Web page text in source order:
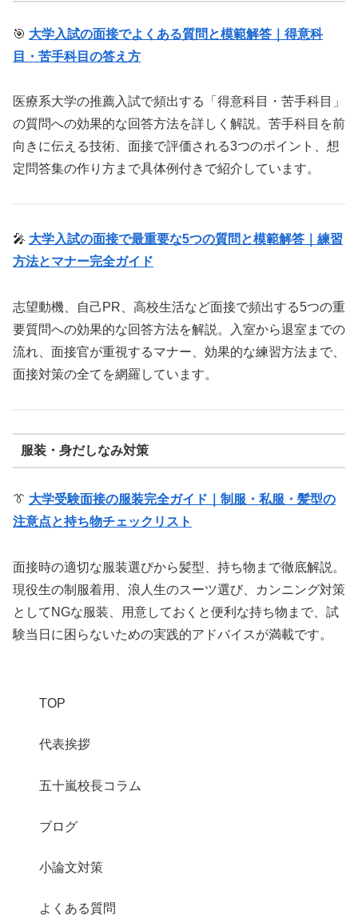
🎯 大学入試の面接でよくある質問と模範解答｜得意科
目・苦手科目の答え方
医療系大学の推薦入試で頻出する「得意科目・苦手科目」
の質問への効果的な回答方法を詳しく解説。苦手科目を前
向きに伝える技術、面接で評価される3つのポイント、想
定問答集の作り方まで具体例付きで紹介しています。
🎤 大学入試の面接で最重要な5つの質問と模範解答｜練習
方法とマナー完全ガイド
志望動機、自己PR、高校生活など面接で頻出する5つの重
要質問への効果的な回答方法を解説。入室から退室までの
流れ、面接官が重視するマナー、効果的な練習方法まで、
面接対策の全てを網羅しています。
服装・身だしなみ対策
👔 大学受験面接の服装完全ガイド｜制服・私服・髪型の
注意点と持ち物チェックリスト
面接時の適切な服装選びから髪型、持ち物まで徹底解説。
現役生の制服着用、浪人生のスーツ選び、カンニング対策
としてNGな服装、用意しておくと便利な持ち物まで、試
験当日に困らないための実践的アドバイスが満載です。
TOP
代表挨拶
五十嵐校長コラム
ブログ
小論文対策
よくある質問